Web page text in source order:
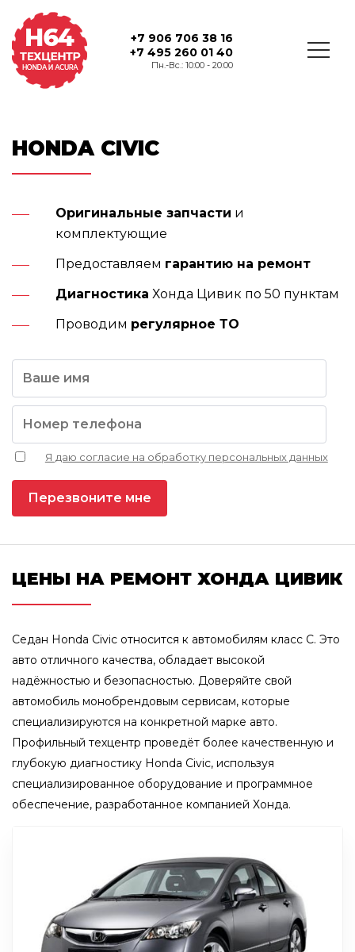
+7 906 706 38 16
+7 495 260 01 40
Пн.-Вс.: 10:00 - 20:00
HONDA CIVIC
Оригинальные запчасти и
комплектующие
Предоставляем гарантию на ремонт
Диагностика Хонда Цивик по 50 пунктам
Проводим регулярное ТО
Я даю согласие на обработку персональных данных
ЦЕНЫ НА РЕМОНТ ХОНДА ЦИВИК
Седан Honda Civic относится к автомобилям класс С. Это
авто отличного качества, обладает высокой
надёжностью и безопасностью. Доверяйте свой
автомобиль монобрендовым сервисам, которые
специализируются на конкретной марке авто.
Профильный техцентр проведёт более качественную и
глубокую диагностику Honda Civic, используя
специализированное оборудование и программное
обеспечение, разработанное компанией Хонда.